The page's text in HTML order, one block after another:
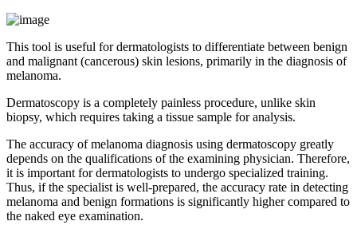
This tool is useful for dermatologists to differentiate between benign
and malignant (cancerous) skin lesions, primarily in the diagnosis of
melanoma.
Dermatoscopy is a completely painless procedure, unlike skin
biopsy, which requires taking a tissue sample for analysis.
The accuracy of melanoma diagnosis using dermatoscopy greatly
depends on the qualifications of the examining physician. Therefore,
it is important for dermatologists to undergo specialized training.
Thus, if the specialist is well-prepared, the accuracy rate in detecting
melanoma and benign formations is significantly higher compared to
the naked eye examination.